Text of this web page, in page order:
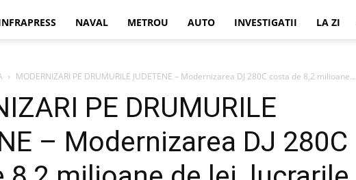
Infrapress
NAVAL METROU AUTO INVESTIGATII LA ZI
MODERNIZARI PE DRUMURILE JUDETENE – Modernizarea DJ 280C costa de 8,2 milioane...
PE DRUMURILE
– Modernizarea DJ 280C